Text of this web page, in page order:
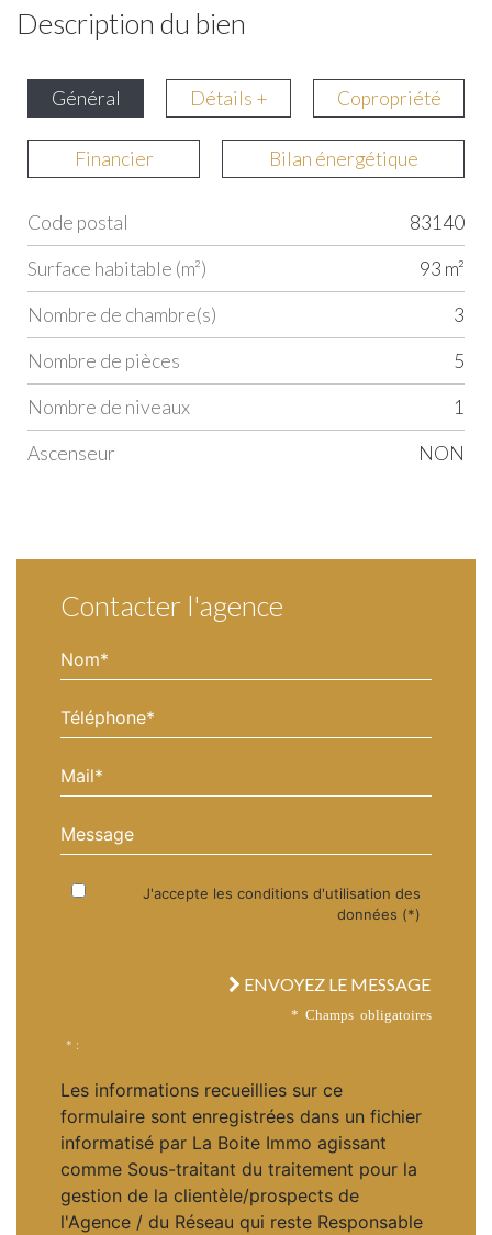
Description du bien
Général Détails + Copropriété
Financier Bilan énergétique
Label Value
Code postal
83140
Surface habitable (m²)
93 m²
Nombre de chambre(s)
3
Nombre de pièces
5
Nombre de niveaux
1
Ascenseur
NON
Contacter l'agence
Nom*
Téléphone*
Mail*
Message
J'accepte les conditions d'utilisation des
données (*)
ENVOYEZ LE MESSAGE
* Champs obligatoires
* :
Les informations recueillies sur ce
formulaire sont enregistrées dans un fichier
informatisé par La Boite Immo agissant
comme Sous-traitant du traitement pour la
gestion de la clientèle/prospects de
l'Agence / du Réseau qui reste Responsable